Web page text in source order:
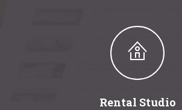
Rental Studio